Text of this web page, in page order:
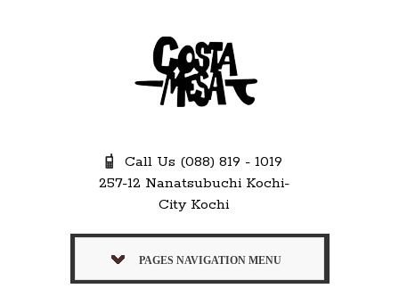
Call Us (088) 819 - 1019
257-12 Nanatsubuchi Kochi-
City Kochi
PAGES NAVIGATION MENU